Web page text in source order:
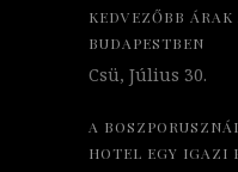
KEDVEZŐBB
BUDAPESTBEN
Csü, Július 30.
A
HOTEL EGY IGAZI